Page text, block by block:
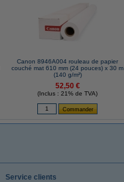
Canon 8946A004 rouleau de papier
couché mat 610 mm (24 pouces) x 30 m
(140 g/m²)
52,50 €
(Inclus : 21% de TVA)
Service clients